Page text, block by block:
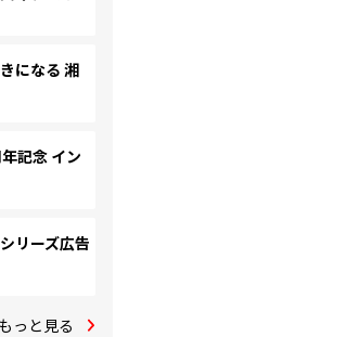
になる 湘
記念 イン
リーズ広告
もっと見る